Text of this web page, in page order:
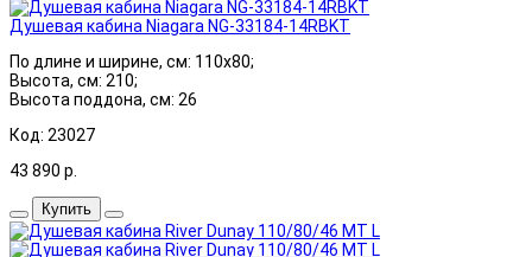
Душевая кабина Niagara NG-33184-14RBKT
По длине и ширине, см: 110x80;
Высота, см: 210;
Высота поддона, см: 26
Код: 23027
43 890 р.
Купить